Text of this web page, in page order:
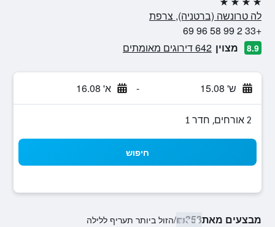
4 כוכבים
לה טרונשה (ברטניה), צרפת
+33 2 99 58 96 69
8.9 מצוין 642 דירוגים מאומתים
ש' 15.08 - א' 16.08
2 אורחים, חדר 1
חיפוש
מבצעים מאת₪353
/הזול ביותר תעריף ללילה